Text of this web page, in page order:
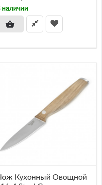
наличии
Кухонный Овощной